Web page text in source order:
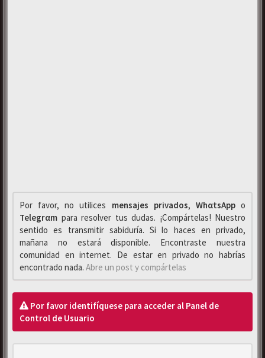
Por favor, no utilices mensajes privados, WhαtsAppo
Telegrαm para resolver tus dudas. ¡Compártelas! Nuestro
sentido es transmitir sabiduría. Si lo haces en privado,
mañana no estará disponible. Encontraste nuestra
comunidad en internet. De estar en privado no habrías
encontrado nada. Abre un post y compártelas
Por favor identifíquese para acceder al Panel de
Control de Usuario